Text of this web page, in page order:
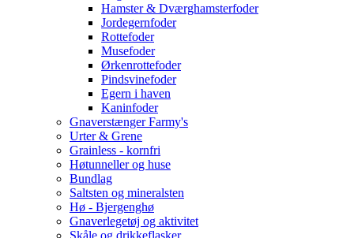
Hamster & Dværghamsterfoder
Jordegernfoder
Rottefoder
Musefoder
Ørkenrottefoder
Pindsvinefoder
Egern i haven
Kaninfoder
Gnaverstænger Farmy's
Urter & Grene
Grainless - kornfri
Høtunneller og huse
Bundlag
Saltsten og mineralsten
Hø - Bjergenghø
Gnaverlegetøj og aktivitet
Skåle og drikkeflasker